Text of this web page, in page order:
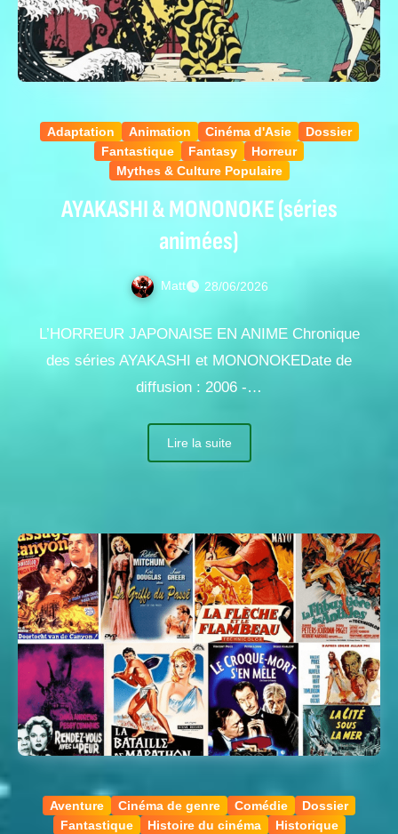
Adaptation Animation Cinéma d'Asie
Dossier
Fantastique
Fantasy
Horreur
Mythes & Culture Populaire
AYAKASHI & MONONOKE (séries
animées)
Matt 28/06/2026
L’HORREUR JAPONAISE EN ANIME Chronique
des séries AYAKASHI et MONONOKEDate de
diffusion : 2006 -…
Lire la suite
Aventure Cinéma de genre Comédie
Dossier
Fantastique
Histoire du cinéma
Historique